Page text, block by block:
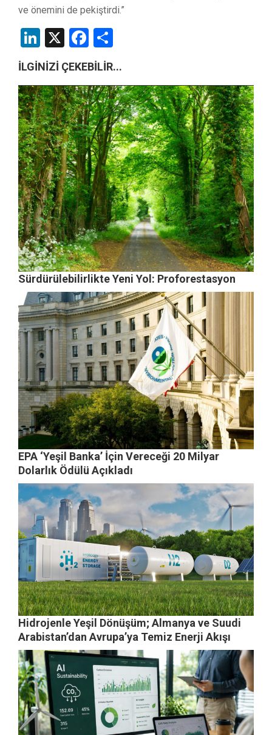
ve önemini de pekiştirdi.”
LinkedIn
X Facebook
İLGİNİZİ ÇEKEBİLİR...
Sürdürülebilirlikte Yeni Yol: Proforestasyon
EPA ‘Yeşil Banka’ İçin Vereceği 20 Milyar
Dolarlık Ödülü Açıkladı
Hidrojenle Yeşil Dönüşüm; Almanya ve Suudi
Arabistan’dan Avrupa’ya Temiz Enerji Akışı